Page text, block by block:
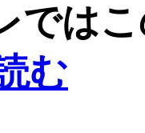
では
む